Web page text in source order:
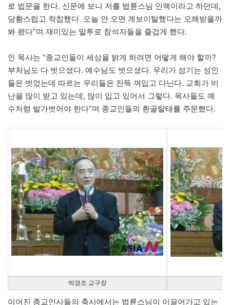
로 법문을 한다. 신문에 보니 저를 법륜스님 인맥이라고 하던데,
당황스럽고 착찹했다. 오늘 안 오면 계보이탈했다는 오해받을까
봐 왔다”며 재미있는 말투로 참석자들을 즐겁게 했다.
인 목사는 “종교인들이 세상을 밝게 하려면 어떻게 해야 할까?
부처님도 다 벗으셨다. 예수님도 벗으셨다. 우리가 섬기는 성인
들은 벗었는데 따르는 우리들은 잔뜩 껴입고 다닌다. 교회가 비
난을 많이 받고 있는데, 많이 입고 있어서 그렇다. 목사들도 예
수처럼 발가벗어야 한다”며 종교인들의 환골탈태를 주문했다.
박경조 교구장
이어진 종교인사들의 축사에서는 법륜스님이 이끌어가고 있는